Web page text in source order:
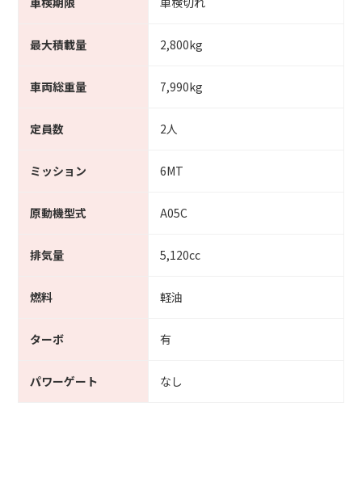
最大積載量 2,800kg
車両総重量 7,990kg
定員数 2人
ミッション 6MT
原動機型式 A05C
排気量 5,120cc
燃料 軽油
ターボ 有
パワーゲート なし